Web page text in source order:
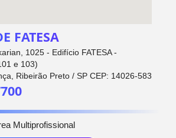
FATESA
1025 - Edifício FATESA -
e 103)
Ribeirão Preto / SP CEP: 14026-583
Multiprofissional